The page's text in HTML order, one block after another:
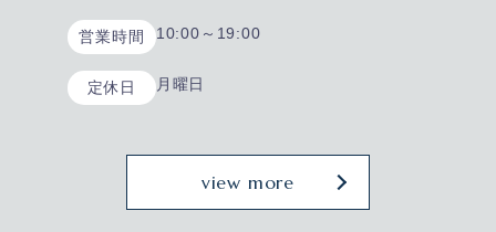
営業時間 10:00～19:00
定休日 月曜日
view more